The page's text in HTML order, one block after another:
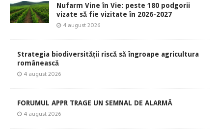
Nufarm Vine în Vie: peste 180 podgorii
vizate să fie vizitate în 2026-2027
4 august 2026
Strategia biodiversității riscă să îngroape agricultura
românească
4 august 2026
FORUMUL APPR TRAGE UN SEMNAL DE ALARMĂ
4 august 2026